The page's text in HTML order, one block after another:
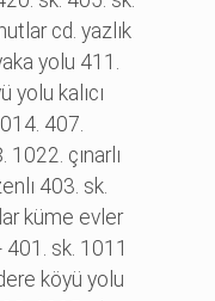
cd. yazlık
yolu 411.
yolu kalıcı
407.
çınarlı
403. sk.
küme evler
401. sk. 1011
köyü yolu